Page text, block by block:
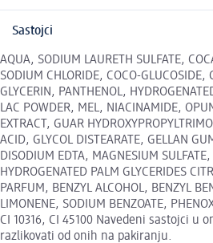
Sastojci
AQUA, SODIUM LAURETH SULFATE,
SODIUM CHLORIDE, COCO-GLUCOSIDE,
GLYCERIN, PANTHENOL,
LAC POWDER, MEL, NIACINAMIDE,
EXTRACT, GUAR
ACID, GLYCOL DISTEARATE, GELLAN
DISODIUM EDTA, MAGNESIUM
HYDROGENATED PALM GLYCERIDES
PARFUM, BENZYL ALCOHOL, BENZYL
LIMONENE, SODIUM BENZOATE,
CI 10316, CI 45100 Navedeni sastojci u
razlikovati od onih na pakiranju.